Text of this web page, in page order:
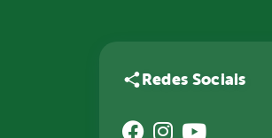
Redes Sociais